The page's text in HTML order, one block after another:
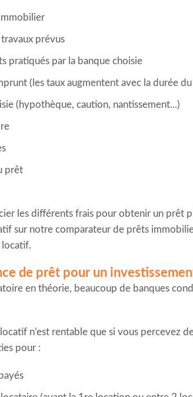
prévus
pratiqués par la banque choisie
(les taux augmentent avec la durée
(hypothèque, caution, nantissement...)
prêt
les différents frais pour obtenir un prêt
sur notre comparateur de prêts
locatif.
de prêt pour un
en théorie, beaucoup de banques
n’est rentable que si vous percevez
pour :